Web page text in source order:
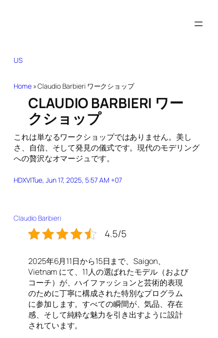
US
Home»Claudio Barbieri ワークショップ
CLAUDIO BARBIERI ワー
クショップ
これは単なるワークショップではありません。美し
さ、自信、そして発見の儀式です。現代のモデリング
への贅沢なオマージュです。
HDXV|Tue, Jun 17, 2025, 5:57 AM +07
Claudio Barbieri
4.5/5
2025年6月11日から15日まで、Saigon、
Vietnam にて、11人の選ばれたモデル（および
コーチ）が、ハイファッションと芸術的表現
のために丁寧に構成された特別なプログラム
に参加します。すべての瞬間が、気品、存在
感、そして純粋な魅力を引き出すように設計
されています。